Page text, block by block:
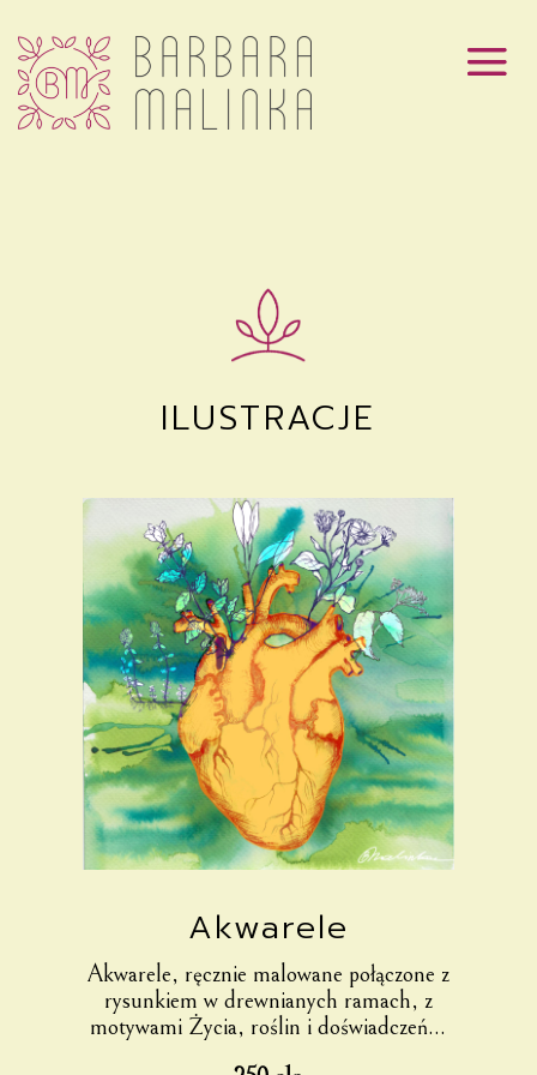
ILUSTRACJE
Akwarele
Akwarele, ręcznie malowane połączone z
rysunkiem w drewnianych ramach, z
motywami Życia, roślin i doświadczeń…